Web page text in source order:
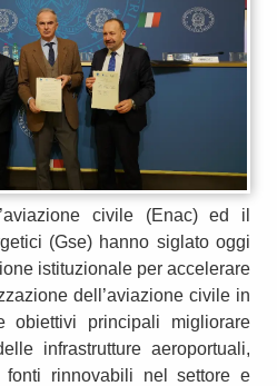
civile (Enac) ed il
(Gse) hanno siglato oggi
istituzionale per accelerare
dell’aviazione civile in
obiettivi principali migliorare
infrastrutture aeroportuali,
fonti rinnovabili nel settore e